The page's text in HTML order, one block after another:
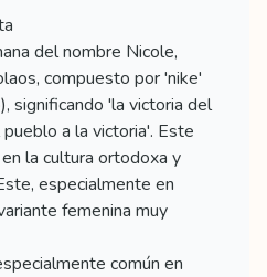
del nombre Nicole,
compuesto por 'nike'
significando 'la victoria del
a la victoria'. Este
la cultura ortodoxa y
especialmente en
femenina muy
común en